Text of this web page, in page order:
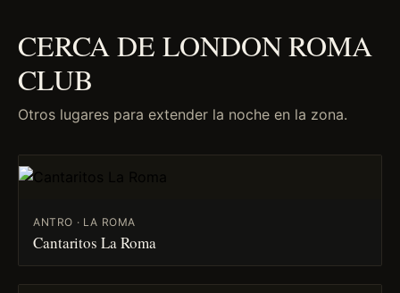
CERCA DE LONDON ROMA
CLUB
Otros lugares para extender la noche en la zona.
ANTRO · LA ROMA
Cantaritos La Roma